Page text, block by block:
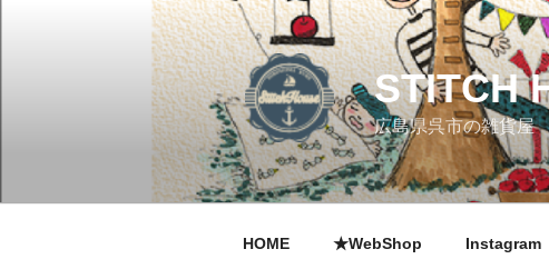
キ
STITCH
広島県呉市の雑貨屋
HOME ★WebShop Instagram